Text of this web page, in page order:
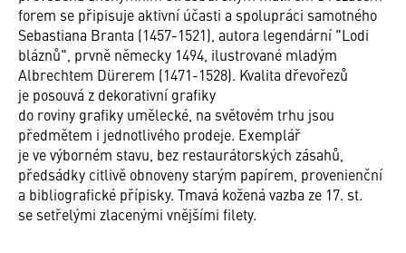
forem se připisuje aktivní účasti a spolupráci samotného
Sebastiana Branta (1457-1521), autora legendární "Lodi
bláznů", prvně německy 1494, ilustrované mladým
Albrechtem Dürerem (1471-1528). Kvalita dřevořezů
je posouvá z dekorativní grafiky
do roviny grafiky umělecké, na světovém trhu jsou
předmětem i jednotlivého prodeje. Exemplář
je ve výborném stavu, bez restaurátorských zásahů,
předsádky citlivě obnoveny starým papírem, provenienční
a bibliografické přípisky. Tmavá kožená vazba ze 17. st.
se setřelými zlacenými vnějšími filety.